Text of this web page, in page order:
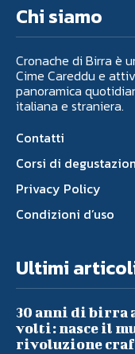
Chi siamo
Cronache di Birra è
Cime Careddu e
panoramica
italiana e straniera.
Contatti
Corsi di
Privacy Policy
Condizioni d’uso
Ultimi
30 anni di
volti: nasce il
rivoluzione